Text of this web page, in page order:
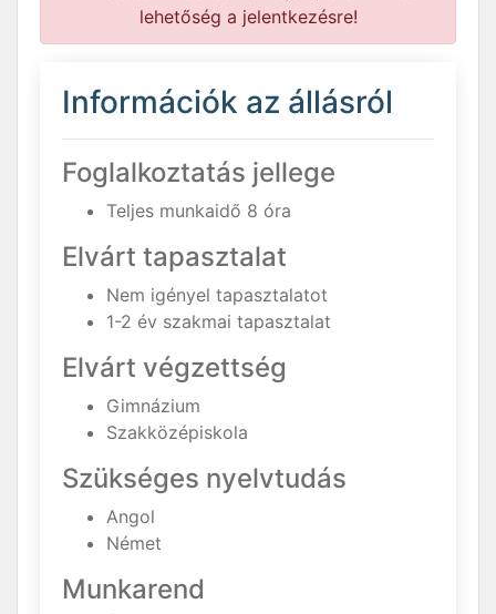
lehetőség a jelentkezésre!
Információk az állásról
Foglalkoztatás jellege
Teljes munkaidő 8 óra
Elvárt tapasztalat
Nem igényel tapasztalatot
1-2 év szakmai tapasztalat
Elvárt végzettség
Gimnázium
Szakközépiskola
Szükséges nyelvtudás
Angol
Német
Munkarend